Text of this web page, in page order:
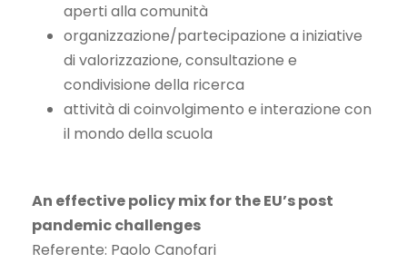
aperti alla comunità
organizzazione/partecipazione a iniziative
di valorizzazione, consultazione e
condivisione della ricerca
attività di coinvolgimento e interazione con
il mondo della scuola
An effective policy mix for the EU’s post
pandemic challenges
Referente: Paolo Canofari